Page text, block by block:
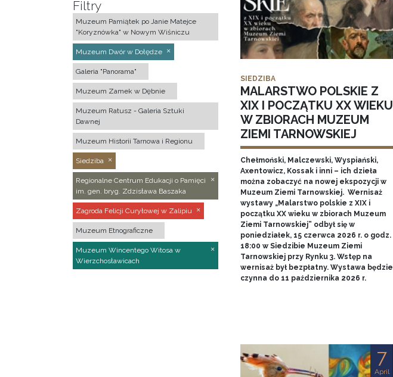
Filtry
Muzeum Pamiątek po Janie Matejce
"Koryznówka" w Nowym Wiśniczu
Muzeum Dwór w Dołędze
Galeria "Panorama"
Muzeum Zamek w Dębnie
Muzeum Ratusz - Galeria Sztuki
Dawnej
Muzeum Historii Tarnowa i Regionu
Siedziba
Regionalne Centrum Edukacji o Pamięci
im. gen. bryg. Zdzisława Baszaka
Zagroda Felicji Curyłowej w Zalipiu
Muzeum Etnograficzne
Muzeum Wincentego Witosa w
Wierzchosławicach
SIEDZIBA
MALARSTWO POLSKIE Z
XIX I POCZĄTKU XX WIEKU
W ZBIORACH MUZEUM
ZIEMI TARNOWSKIEJ
Chełmoński, Malczewski, Wyspiański,
Axentowicz, Kossak i inni – ich dzieła
można zobaczyć na nowej ekspozycji w
Muzeum Ziemi Tarnowskiej. Wernisaż
wystawy „Malarstwo polskie z XIX i
początku XX wieku w zbiorach Muzeum
Ziemi Tarnowskiej” odbył się w
poniedziałek, 15 czerwca 2026 r. o godz.
18:00 w Siedzibie Muzeum Ziemi
Tarnowskiej przy Rynku 3. Wstęp na
wernisaż był bezpłatny. Wystawa będzie
czynna do 11 października 2026 r.
7
April